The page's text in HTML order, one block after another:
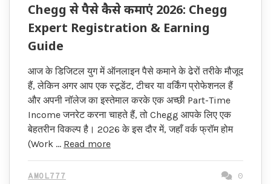
Chegg से पैसे कैसे कमाएं 2026: Chegg
Expert Registration & Earning
Guide
आज के डिजिटल युग में ऑनलाइन पैसे कमाने के ढेरों तरीके मौजूद
हैं, लेकिन अगर आप एक स्टूडेंट, टीचर या वर्किंग प्रोफेशनल हैं
और अपनी नॉलेज का इस्तेमाल करके एक अच्छी Part-Time
Income जनरेट करना चाहते हैं, तो Chegg आपके लिए एक
बेहतरीन विकल्प है। 2026 के इस दौर में, जहाँ वर्क फ्रॉम होम
(Work … Read more
AMOL777 0